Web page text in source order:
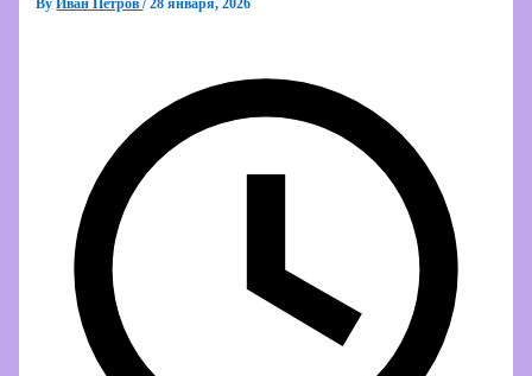
ByИван Петров/28 января, 2026